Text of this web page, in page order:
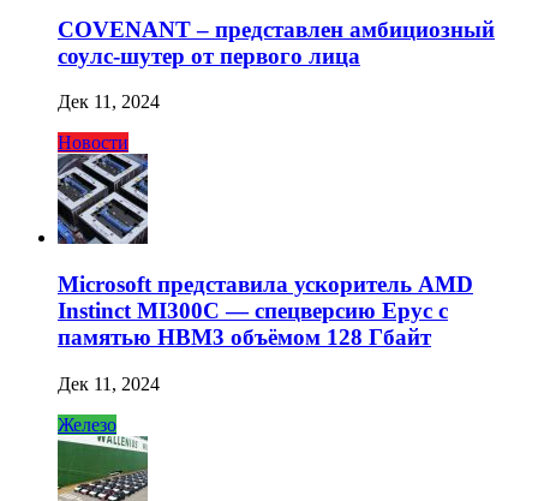
COVENANT – представлен амбициозный
соулс-шутер от первого лица
Дек 11, 2024
Новости
Microsoft представила ускоритель AMD
Instinct MI300C — спецверсию Epyc с
памятью HBM3 объёмом 128 Гбайт
Дек 11, 2024
Железо